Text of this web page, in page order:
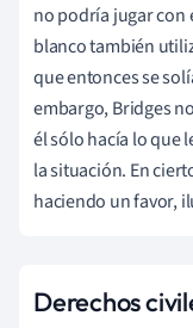
no podría jugar con
blanco también
que entonces se
embargo, Bridges
él sólo hacía lo que
la situación. En
haciendo un favor,
Derechos